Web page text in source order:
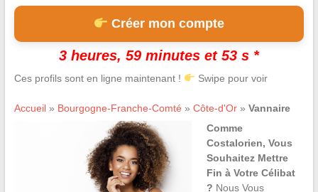
Créer mon compte
3 heures, 59 minutes et 52 s *
Ces profils sont en ligne maintenant ! Swipe pour voir
Accueil» Bourgogne-Franche-Comté » Côte-d'Or» Vannaire
Comme
Costalorien, Vous
Souhaitez Mettre
Fin à Votre Célibat
? Nous Vous